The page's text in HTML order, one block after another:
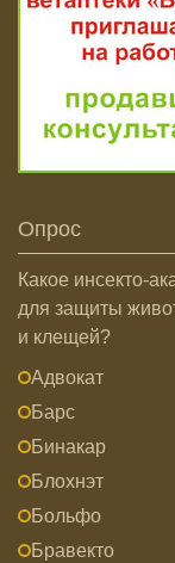
Опрос
Какое инсекто-
для защиты
и клещей?
Адвокат
Барс
Бинакар
Блохнэт
Больфо
Бравекто